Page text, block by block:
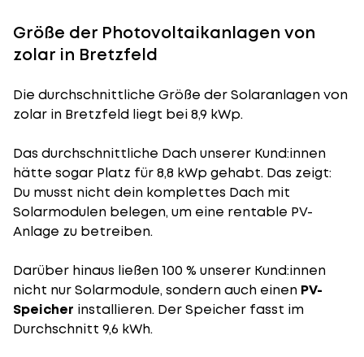
Größe der Photovoltaikanlagen von
zolar in Bretzfeld
Die durchschnittliche Größe der Solaranlagenvon
zolar in Bretzfeld liegt bei 8,9 kWp.
Das durchschnittliche Dach unserer Kund:innen
hätte sogar Platz für 8,8 kWp gehabt. Das zeigt:
Du musst nicht dein komplettes Dach mit
Solarmodulen belegen, um eine rentable PV-
Anlage zu betreiben.
Darüber hinaus ließen 100 % unserer Kund:innen
nicht nur Solarmodule, sondern auch einen PV-
Speicher installieren. Der Speicher fasst im
Durchschnitt 9,6 kWh.